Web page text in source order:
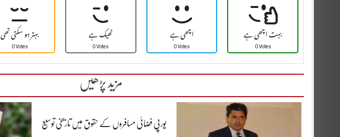
بہتر ہو سکتی تھی
0 Votes ٹھیک ہے
0 Votes اچھی ہے
0 Votes بہت اچھی ہے
0 Votes
مزید پڑھیں
یورپی فضائی مسافروں کے حقوق میں تاریخی توسیع